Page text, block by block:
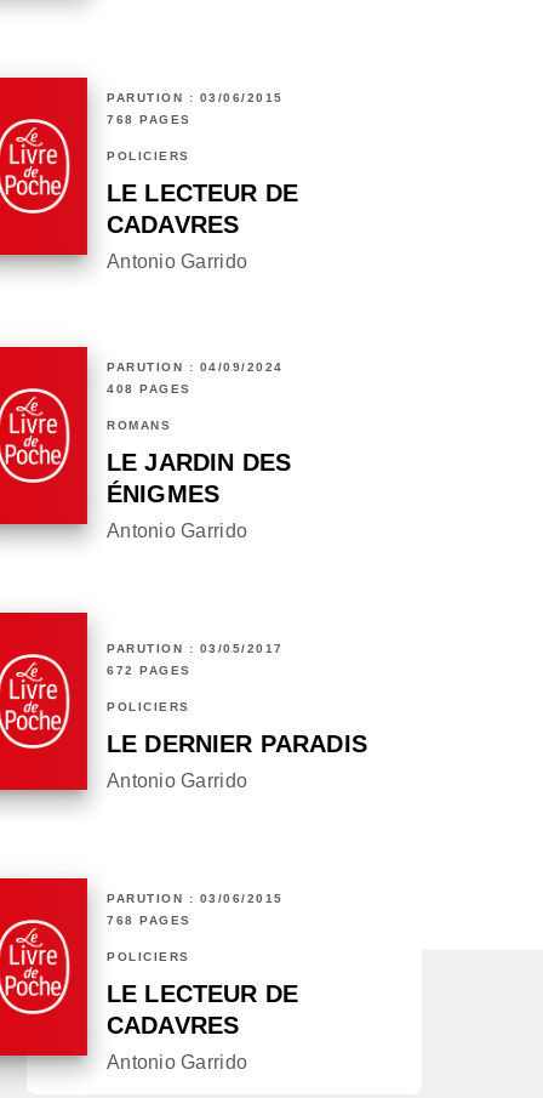
PARUTION : 03/06/2015
768 PAGES
POLICIERS
LE LECTEUR DE
CADAVRES
Antonio Garrido
PARUTION : 04/09/2024
408 PAGES
ROMANS
LE JARDIN DES
ÉNIGMES
Antonio Garrido
PARUTION : 03/05/2017
672 PAGES
POLICIERS
LE DERNIER PARADIS
Antonio Garrido
PARUTION : 03/06/2015
768 PAGES
POLICIERS
LE LECTEUR DE
CADAVRES
Antonio Garrido